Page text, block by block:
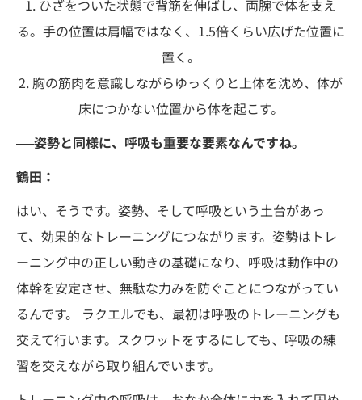
1. ひざをついた状態で背筋を伸ばし、両腕で体を支え
る。手の位置は肩幅ではなく、1.5倍くらい広げた位置に
置く。
2. 胸の筋肉を意識しながらゆっくりと上体を沈め、体が
床につかない位置から体を起こす。
──姿勢と同様に、呼吸も重要な要素なんですね。
鶴田：
はい、そうです。姿勢、そして呼吸という土台があっ
て、効果的なトレーニングにつながります。姿勢はトレ
ーニング中の正しい動きの基礎になり、呼吸は動作中の
体幹を安定させ、無駄な力みを防ぐことにつながってい
るんです。 ラクエルでも、最初は呼吸のトレーニングも
交えて行います。スクワットをするにしても、呼吸の練
習を交えながら取り組んでいます。